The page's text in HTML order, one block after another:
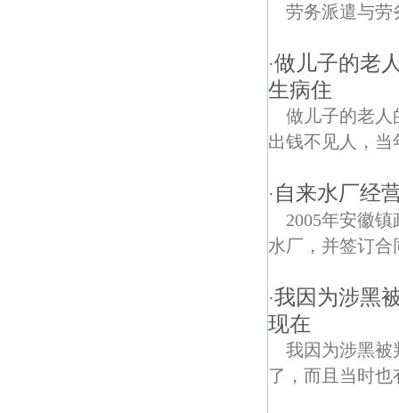
劳务派遣与劳
·做儿子的老
生病住
做儿子的老人
出钱不见人，
· 自来水厂经
2005年安徽
水厂，并签订
·我因为涉黑
现在
我因为涉黑被
了，而且当时